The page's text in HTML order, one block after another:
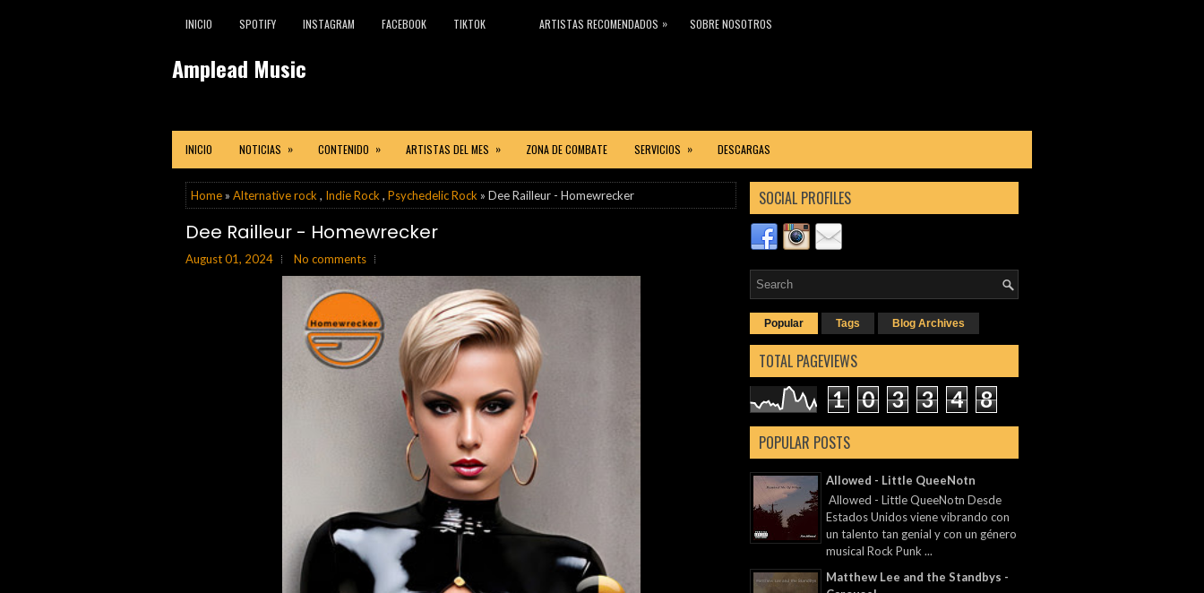
INICIO SPOTIFY INSTAGRAM FACEBOOK TIKTOK ARTISTAS RECOMENDADOS » SOBRE NOSOTROS
Amplead Music
INICIO NOTICIAS » CONTENIDO » ARTISTAS DEL MES » ZONA DE COMBATE SERVICIOS » DESCARGAS
Home » Alternative rock , Indie Rock , Psychedelic Rock » Dee Railleur - Homewrecker
Dee Railleur - Homewrecker
August 01, 2024 No comments
SOCIAL PROFILES
Popular Tags Blog Archives
TOTAL PAGEVIEWS
1 0 3 3 4 8
POPULAR POSTS
Allowed - Little QueeNotn
Allowed - Little QueeNotn Desde
Estados Unidos viene vibrando con
un talento tan genial y con un género
musical Rock Punk ...
Matthew Lee and the Standbys -